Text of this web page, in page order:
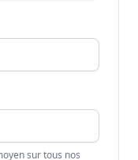
sur tous nos